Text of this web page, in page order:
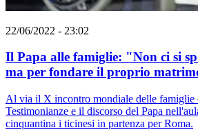
22/06/2022 - 23:02
Il Papa alle famiglie: "Non ci si
ma per fondare il proprio
Al via il X incontro mondiale delle famiglie
Testimonianze e il discorso del Papa
cinquantina i ticinesi in partenza per Roma.